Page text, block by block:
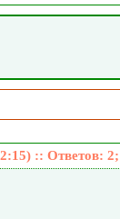
:: Ответов: 2